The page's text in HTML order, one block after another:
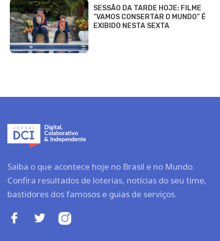
SESSÃO DA TARDE HOJE: FILME
“VAMOS CONSERTAR O MUNDO” É
EXIBIDO NESTA SEXTA
Saiba o que acontece hoje no Brasil e no Mundo.
Confira resultados de loterias, notícias do seu time,
bastidores dos famosos e guias de serviços.